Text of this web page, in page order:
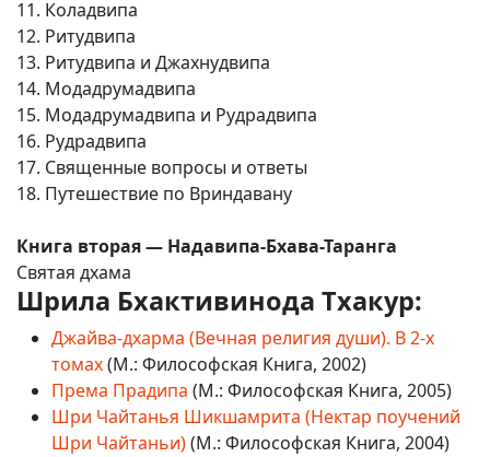
11. Коладвипа
12. Ритудвипа
13. Ритудвипа и Джахнудвипа
14. Модадрумадвипа
15. Модадрумадвипа и Рудрадвипа
16. Рудрадвипа
17. Священные вопросы и ответы
18. Путешествие по Вриндавану
Книга вторая — Надавипа-Бхава-Таранга
Святая дхама
Шрила Бхактивинода Тхакур:
Джайва-дхарма (Вечная религия души). В 2-х
томах(М.: Философская Книга, 2002)
Према Прадипа (М.: Философская Книга, 2005)
Шри Чайтанья Шикшамрита (Нектар поучений
Шри Чайтаньи)(М.: Философская Книга, 2004)